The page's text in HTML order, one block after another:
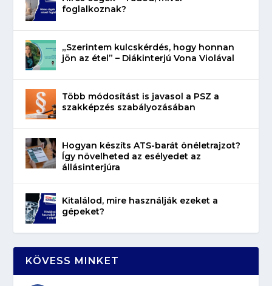
foglalkoznak?
„Szerintem kulcskérdés, hogy honnan
jön az étel” – Diákinterjú Vona Violával
Több módosítást is javasol a PSZ a
szakképzés szabályozásában
Hogyan készíts ATS-barát önéletrajzot?
Így növelheted az esélyedet az
állásinterjúra
Kitalálod, mire használják ezeket a
gépeket?
KÖVESS MINKET